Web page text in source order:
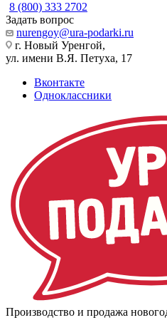
8 (800) 333 2702
Задать вопрос
nurengoy@ura-podarki.ru
г. Новый Уренгой,
ул. имени В.Я. Петуха, 17
Вконтакте
Одноклассники
Производство и продажа